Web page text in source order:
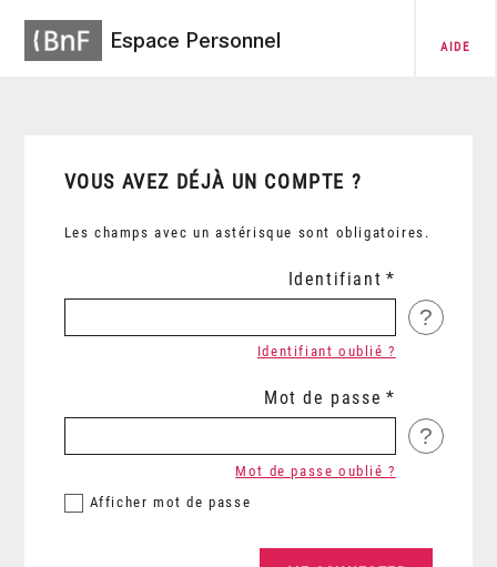
Espace Personnel AIDE
VOUS AVEZ DÉJÀ UN COMPTE ?
Les champs avec un astérisque sont obligatoires.
Identifiant
?
Identifiant oublié ?
Mot de passe
?
Afficher mot de passe
Mot de passe oublié ?